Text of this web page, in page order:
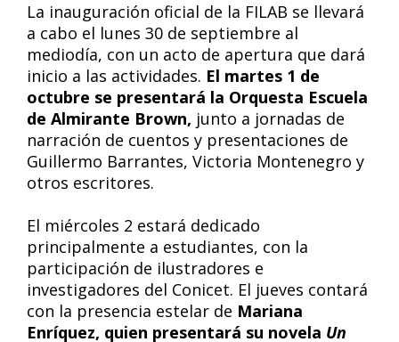
La inauguración oficial de la FILAB se llevará
a cabo el lunes 30 de septiembre al
mediodía, con un acto de apertura que dará
inicio a las actividades. El martes 1 de
octubre se presentará la Orquesta Escuela
de Almirante Brown, junto a jornadas de
narración de cuentos y presentaciones de
Guillermo Barrantes, Victoria Montenegro y
otros escritores.
El miércoles 2 estará dedicado
principalmente a estudiantes, con la
participación de ilustradores e
investigadores del Conicet. El jueves contará
con la presencia estelar de Mariana
Enríquez, quien presentará su novela Un